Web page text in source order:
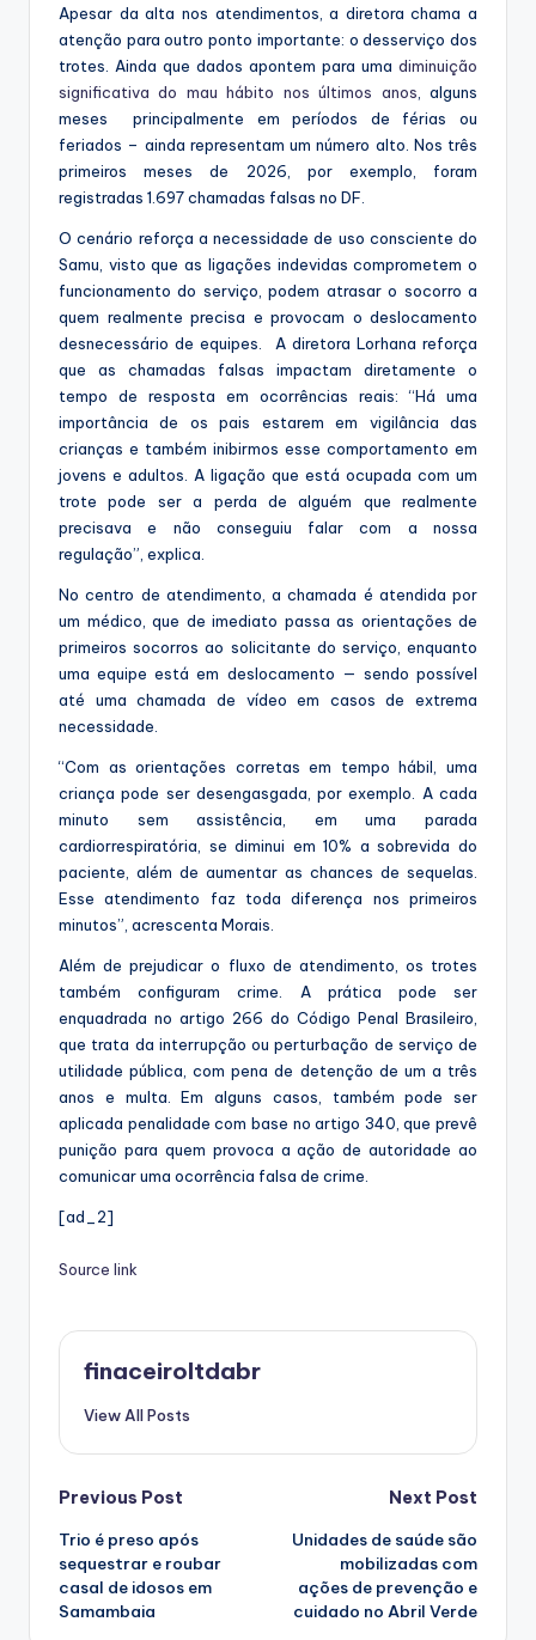
Apesar da alta nos atendimentos, a diretora chama a
atenção para outro ponto importante: o desserviço dos
trotes. Ainda que dados apontem para uma diminuição
significativa do mau hábito nos últimos anos, alguns
meses principalmente em períodos de férias ou
feriados – ainda representam um número alto. Nos três
primeiros meses de 2026, por exemplo, foram
registradas 1.697 chamadas falsas no DF.
O cenário reforça a necessidade de uso consciente do
Samu, visto que as ligações indevidas comprometem o
funcionamento do serviço, podem atrasar o socorro a
quem realmente precisa e provocam o deslocamento
desnecessário de equipes. A diretora Lorhana reforça
que as chamadas falsas impactam diretamente o
tempo de resposta em ocorrências reais: “Há uma
importância de os pais estarem em vigilância das
crianças e também inibirmos esse comportamento em
jovens e adultos. A ligação que está ocupada com um
trote pode ser a perda de alguém que realmente
precisava e não conseguiu falar com a nossa
regulação”, explica.
No centro de atendimento, a chamada é atendida por
um médico, que de imediato passa as orientações de
primeiros socorros ao solicitante do serviço, enquanto
uma equipe está em deslocamento — sendo possível
até uma chamada de vídeo em casos de extrema
necessidade.
“Com as orientações corretas em tempo hábil, uma
criança pode ser desengasgada, por exemplo. A cada
minuto sem assistência, em uma parada
cardiorrespiratória, se diminui em 10% a sobrevida do
paciente, além de aumentar as chances de sequelas.
Esse atendimento faz toda diferença nos primeiros
minutos”, acrescenta Morais.
Além de prejudicar o fluxo de atendimento, os trotes
também configuram crime. A prática pode ser
enquadrada no artigo 266 do Código Penal Brasileiro,
que trata da interrupção ou perturbação de serviço de
utilidade pública, com pena de detenção de um a três
anos e multa. Em alguns casos, também pode ser
aplicada penalidade com base no artigo 340, que prevê
punição para quem provoca a ação de autoridade ao
comunicar uma ocorrência falsa de crime.
[ad_2]
Source link
finaceiroltdabr
View All Posts
Post
navigation
Previous Post
Trio é preso após
sequestrar e roubar
casal de idosos em
Samambaia
Next Post
Unidades de saúde são
mobilizadas com
ações de prevenção e
cuidado no Abril Verde